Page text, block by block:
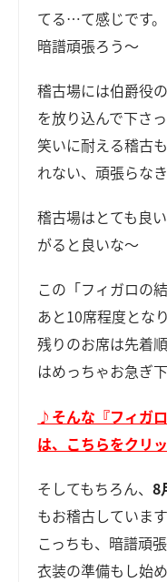
てる…て感じです。
暗譜頑張ろう～
稽古場には伯爵役
を放り込んで下さ
笑いに耐える稽古
れない、頑張らなき
稽古場はとても良
がると良いな～
この「フィガロの
あと10席程度とな
残りのお席は先着
はめっちゃお急ぎ
♪そんな『フィガ
は、こちらをクリ
そしてもちろん、8
もお稽古しています
こっちも、暗譜頑
衣装の準備もし始